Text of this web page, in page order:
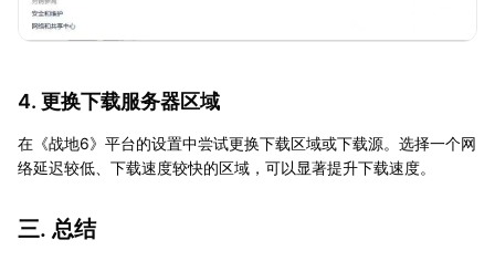
4. 更换下载服务器区域
在《战地6》平台的设置中尝试更换下载区域或下载源。选择一个网
络延迟较低、下载速度较快的区域，可以显著提升下载速度。
三. 总结